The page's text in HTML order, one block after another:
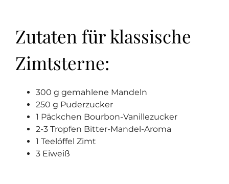
Zutaten für klassische
Zimtsterne:
300 g gemahlene Mandeln
250 g Puderzucker
1 Päckchen Bourbon-Vanillezucker
2-3 Tropfen Bitter-Mandel-Aroma
1 Teelöffel Zimt
3 Eiweiß